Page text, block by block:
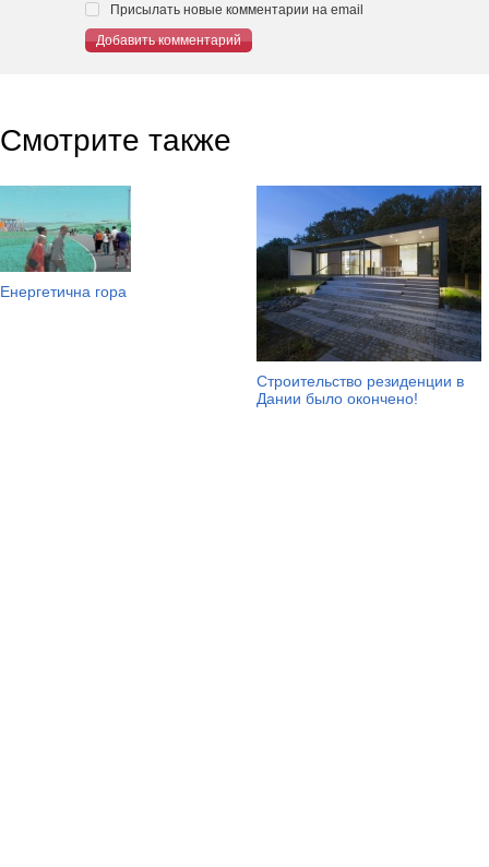
Присылать новые комментарии на email
Добавить комментарий
Смотрите также
Енергетична гора
Строительство резиденции в
Дании было окончено!